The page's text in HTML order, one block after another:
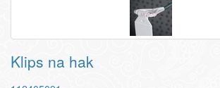
Klips na hak